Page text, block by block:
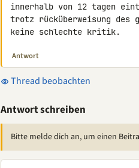
innerhalb von 12 tagen
trotz rücküberweisung des
keine schlechte kritik.
Antwort
Thread beobachten
Antwort schreiben
Bitte melde dich an, um einen